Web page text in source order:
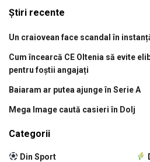
Știri recente
Un craiovean face scandal în
Cum încearcă CE Oltenia să evite
pentru foștii angajați
Baiaram ar putea ajunge în Serie A
Mega Image caută casieri în Dolj
Categorii
Din Sport